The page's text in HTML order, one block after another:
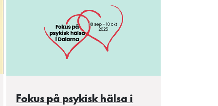
Fokus på psykisk hälsa i